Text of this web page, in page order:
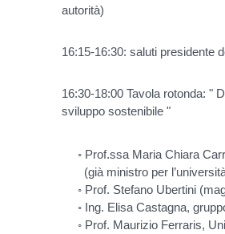
autorità)
16:15-16:30: saluti presidente
16:30-18:00 Tavola rotonda: "
sviluppo sostenibile "
◦ Prof.ssa Maria Chiara
(già ministro per l’università
◦ Prof. Stefano Ubertini
◦ Ing. Elisa Castagna, gruppo
◦ Prof. Maurizio Ferraris,